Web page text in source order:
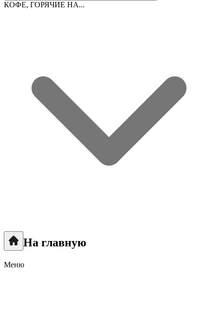
КОФЕ, ГОРЯЧИЕ НА...
На главную
Меню